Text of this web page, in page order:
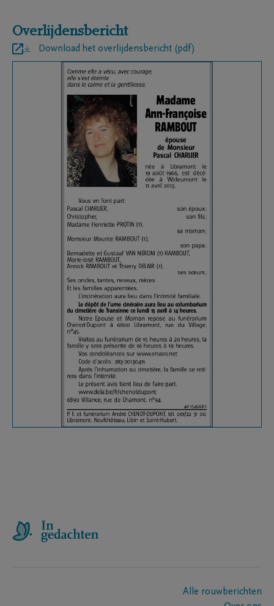
Overlijdensbericht
Download het overlijdensbericht (pdf)
Alle rouwberichten